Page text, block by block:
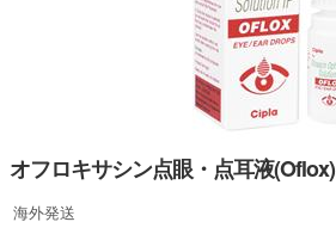
オフロキサシン点眼・点耳液(Oflox)
海外発送